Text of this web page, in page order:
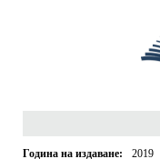
Година на издаване:
2019